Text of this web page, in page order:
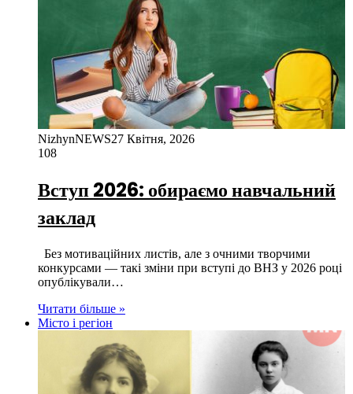
NizhynNEWS27 Квітня, 2026
108
Вступ 2026: обираємо навчальний
заклад
Без мотиваційних листів, але з очними творчими
конкурсами — такі зміни при вступі до ВНЗ у 2026 році
опублікували…
Читати більше »
Місто і регіон